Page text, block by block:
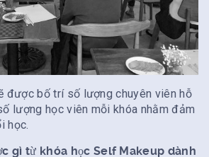
được bố trí số lượng chuyên viên hỗ
lượng học viên mỗi khóa nhằm đảm
học.
gì từ khóa học Self Makeup dành